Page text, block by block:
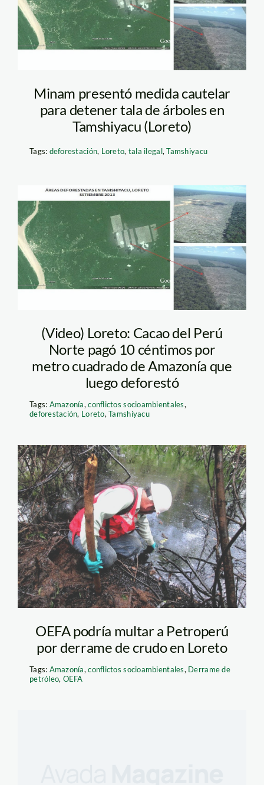
Minam presentó medida cautelar
para detener tala de árboles en
Tamshiyacu (Loreto)
Tags: deforestación, Loreto, tala ilegal,Tamshiyacu
deforestacion1_spde
(Video) Loreto: Cacao del Perú
Norte pagó 10 céntimos por
metro cuadrado de Amazonía que
luego deforestó
Tags: Amazonía,conflictos socioambientales,
deforestación, Loreto,Tamshiyacu
toma de oefa
pluspetrol
OEFA podría multar a Petroperú
por derrame de crudo en Loreto
Tags: Amazonía,conflictos socioambientales, Derrame de
petróleo, OEFA